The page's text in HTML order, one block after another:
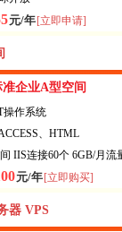
元/年 [立即申请]
准企业A型空间
操作系统
、HTML
IIS连接60个 6GB/月流
元/年 [立即购买]
器 VPS